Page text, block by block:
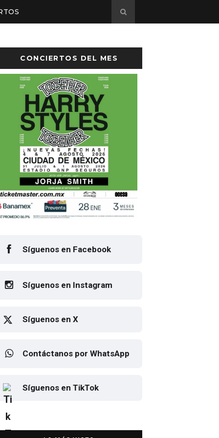
el cartel de Flow Fest 2026
CONCIERTOS DEL MES
Síguenos en Facebook
Síguenos en Instagram
Síguenos en X
Contáctanos por WhatsApp
Elton John regresa a CDMX
para despedirse en el Estadio